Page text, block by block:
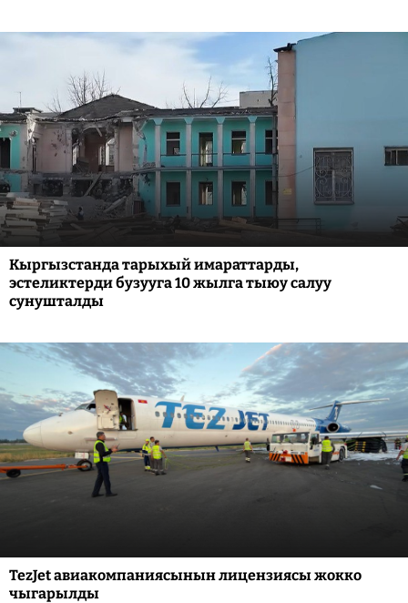
Кыргызстанда тарыхый имараттарды,
эстеликтерди бузууга 10 жылга тыюу салуу
сунушталды
TezJet авиакомпаниясынын лицензиясы жокко
чыгарылды